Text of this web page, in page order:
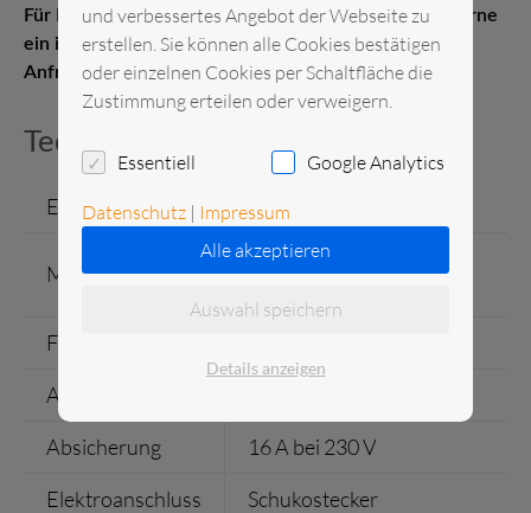
Für Kurz- oder Langzeitmieten erstellen wir Ihnen gerne
ein individuelles Angebot. Senden Sie uns gerne eine
Anfrage.
Technische Daten
Einzelgewicht 8 kg
Maße
H x B x T = 350 x 1200 x
Farbe
Anschlusswert
Absicherung
16 A bei 230 V
Elektroanschluss
Schukostecker
und verbessertes Angebot der Webseite zu
erstellen. Sie können alle Cookies bestätigen
oder einzelnen Cookies per Schaltfläche die
Zustimmung erteilen oder verweigern.
Essentiell Google Analytics
Datenschutz | Impressum
Alle akzeptieren
Auswahl speichern
Details anzeigen